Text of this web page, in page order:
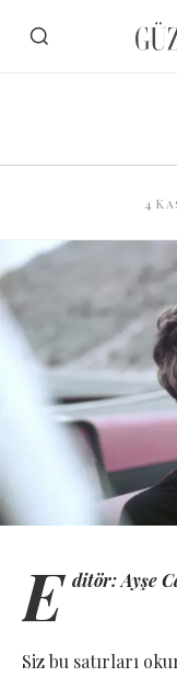
4
E ditör: Ayşe
Siz bu satırları